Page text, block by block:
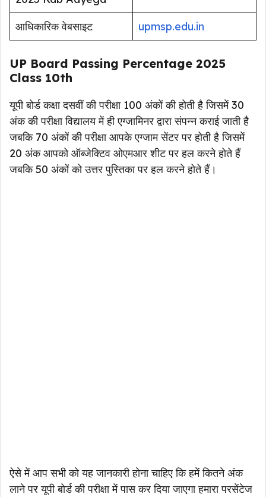
आधिकारिक वेबसाइट
upmsp.edu.in
UP Board Passing Percentage 2025
Class 10th
यूपी बोर्ड कक्षा दसवीं की परीक्षा 100 अंकों की होती है जिसमें 30
अंक की परीक्षा विद्यालय में ही एग्जामिनर द्वारा संपन्न कराई जाती है
जबकि 70 अंकों की परीक्षा आपके एग्जाम सेंटर पर होती है जिसमें
20 अंक आपको ऑब्जेक्टिव ओएमआर शीट पर हल करने होते हैं
जबकि 50 अंकों को उत्तर पुस्तिका पर हल करने होते हैं।
ऐसे में आप सभी को यह जानकारी होना चाहिए कि हमें कितने अंक
लाने पर यूपी बोर्ड की परीक्षा में पास कर दिया जाएगा हमारा परसेंटेज